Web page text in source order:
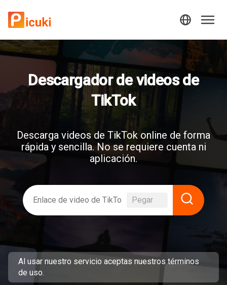
Descargador de videos de
TikTok
Descarga videos de TikTok online de forma
rápida y sencilla. No se requiere cuenta ni
aplicación.
Pegar
Al usar nuestro servicio aceptas nuestros términos
de uso.